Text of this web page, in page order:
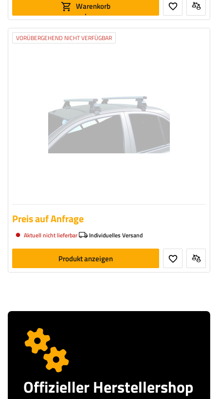
Warenkorb
legen
VORÜBERGEHEND NICHT VERFÜGBAR
Preis auf Anfrage
Aktuell nicht lieferbar Individuelles Versand
Produkt anzeigen
Offizieller Herstellershop